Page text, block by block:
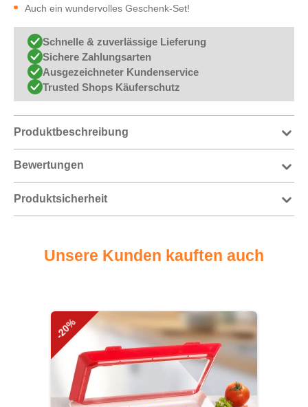
Auch ein wundervolles Geschenk-Set!
Schnelle & zuverlässige Lieferung
Sichere Zahlungsarten
Ausgezeichneter Kundenservice
Trusted Shops Käuferschutz
Produktbeschreibung
Bewertungen
Produktsicherheit
Unsere Kunden kauften auch
Produktgalerie überspringen
-20%